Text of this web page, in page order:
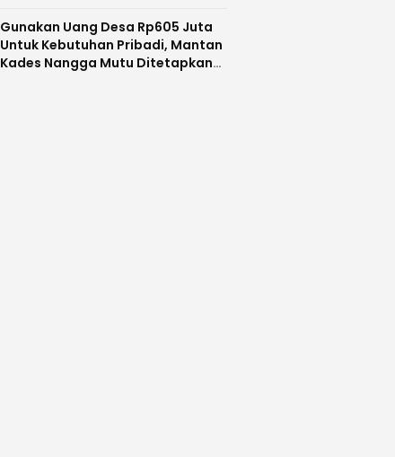
Gunakan Uang Desa Rp605 Juta
Untuk Kebutuhan Pribadi, Mantan
Kades Nangga Mutu Ditetapkan